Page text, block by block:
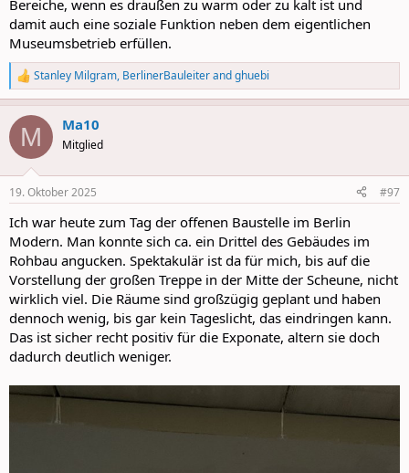
Bereiche, wenn es draußen zu warm oder zu kalt ist und
damit auch eine soziale Funktion neben dem eigentlichen
Museumsbetrieb erfüllen.
R
e
a
c
i
s
Stanley Milgram, BerlinerBauleiterandghuebi
M Ma10
Mitglied
19. Oktober 2025 #97
Ich war heute zum Tag der offenen Baustelle im Berlin
Modern. Man konnte sich ca. ein Drittel des Gebäudes im
Rohbau angucken. Spektakulär ist da für mich, bis auf die
Vorstellung der großen Treppe in der Mitte der Scheune, nicht
wirklich viel. Die Räume sind großzügig geplant und haben
dennoch wenig, bis gar kein Tageslicht, das eindringen kann.
Das ist sicher recht positiv für die Exponate, altern sie doch
dadurch deutlich weniger.